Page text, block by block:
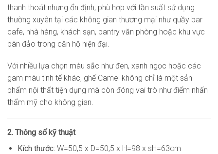
thanh thoát nhưng ổn định, phù hợp với tần suất sử dụng
thường xuyên tại các không gian thương mại như quầy bar
cafe, nhà hàng, khách sạn, pantry văn phòng hoặc khu vực
bàn đảo trong căn hộ hiện đại.
Với nhiều lựa chọn màu sắc như đen, xanh ngọc hoặc các
gam màu tinh tế khác, ghế Camel không chỉ là một sản
phẩm nội thất tiện dụng mà còn đóng vai trò như điểm nhấn
thẩm mỹ cho không gian.
2. Thông số kỹ thuật
Kích thước: W=50,5 x D=50,5 x H=98 x sH=63cm